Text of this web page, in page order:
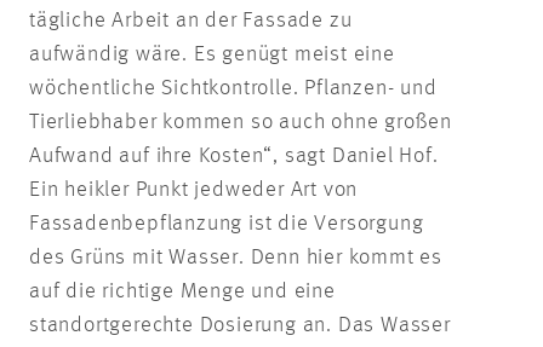
tägliche Arbeit an der Fassade zu
aufwändig wäre. Es genügt meist eine
wöchentliche Sichtkontrolle. Pflanzen- und
Tierliebhaber kommen so auch ohne großen
Aufwand auf ihre Kosten“, sagt Daniel Hof.
Ein heikler Punkt jedweder Art von
Fassadenbepflanzung ist die Versorgung
des Grüns mit Wasser. Denn hier kommt es
auf die richtige Menge und eine
standortgerechte Dosierung an. Das Wasser